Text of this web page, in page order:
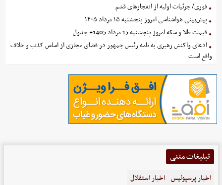
فوری/ جزئیات اولیه از انفجارهای قشم
پیش‌بینی هواشناسی امروز پنجشنبه ۱۵ مرداد ۱۴۰۵
قیمت طلا و سکه امروز پنجشنبه 15 مرداد 1405+ جدول
ادعای واکنش رهبری به نامه رئیس جمهور در فضای مجازی از اساس کذب و خلاف
واقع است
تبلیغات متنی
اخبار پرسپولیس اخبار استقلال